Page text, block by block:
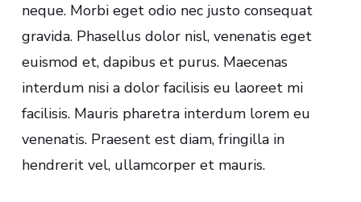
neque. Morbi eget odio nec justo consequat
gravida. Phasellus dolor nisl, venenatis eget
euismod et, dapibus et purus. Maecenas
interdum nisi a dolor facilisis eu laoreet mi
facilisis. Mauris pharetra interdum lorem eu
venenatis. Praesent est diam, fringilla in
hendrerit vel, ullamcorper et mauris.